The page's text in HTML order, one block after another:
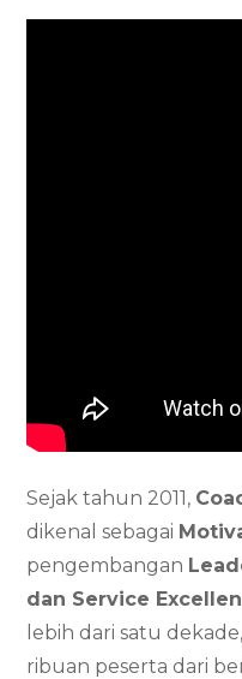
Sejak tahun 2011,
dikenal sebagai
pengembangan
dan Service
lebih dari satu
ribuan peserta dari